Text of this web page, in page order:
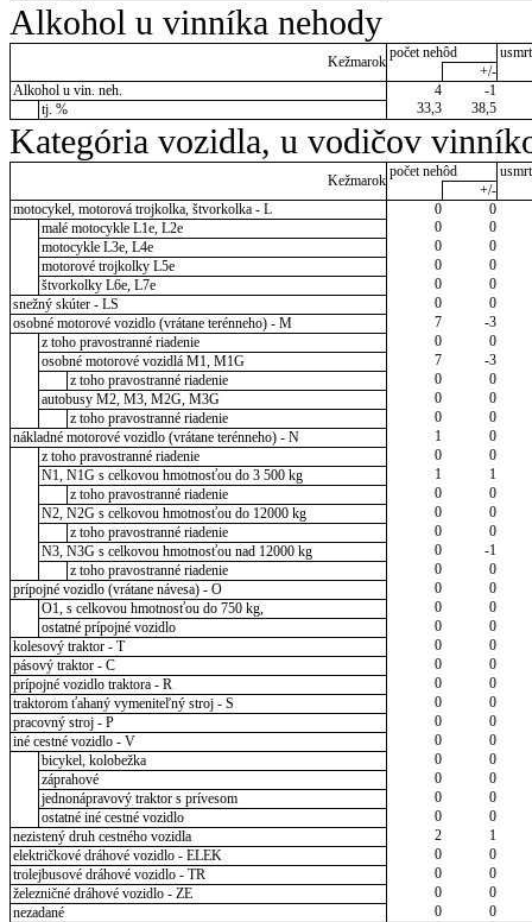
Alkohol u vinníka nehody
Kežmarok
počet nehôd
+/-
Alkohol u vin. neh.
4
-1
tj. %
33,3 38,5
Kategória vozidla, u vodičov
Kežmarok
počet nehôd
+/-
motocykel, motorová trojkolka, štvorkolka - L
0
0
malé motocykle L1e, L2e
0
0
motocykle L3e, L4e
0
0
motorové trojkolky L5e
0
0
štvorkolky L6e, L7e
0
0
snežný skúter - LS
0
0
osobné motorové vozidlo (vrátane terénneho) - M
7
-3
z toho pravostranné riadenie
0
0
osobné motorové vozidlá M1, M1G
7
-3
z toho pravostranné riadenie
0
0
autobusy M2, M3, M2G, M3G
0
0
z toho pravostranné riadenie
0
0
nákladné motorové vozidlo (vrátane terénneho) - N
1
0
z toho pravostranné riadenie
0
0
N1, N1G s celkovou hmotnosťou do 3 500 kg
1
1
z toho pravostranné riadenie
0
0
N2, N2G s celkovou hmotnosťou do 12000 kg
0
0
z toho pravostranné riadenie
0
0
N3, N3G s celkovou hmotnosťou nad 12000 kg
0
-1
z toho pravostranné riadenie
0
0
prípojné vozidlo (vrátane návesa) - O
0
0
O1, s celkovou hmotnosťou do 750 kg,
0
0
ostatné prípojné vozidlo
0
0
kolesový traktor - T
0
0
pásový traktor - C
0
0
prípojné vozidlo traktora - R
0
0
traktorom ťahaný vymeniteľný stroj - S
0
0
pracovný stroj - P
0
0
iné cestné vozidlo - V
0
0
bicykel, kolobežka
0
0
záprahové
0
0
jednonápravový traktor s prívesom
0
0
ostatné iné cestné vozidlo
0
0
nezistený druh cestného vozidla
2
1
električkové dráhové vozidlo - ELEK
0
0
trolejbusové dráhové vozidlo - TR
0
0
železničné dráhové vozidlo - ZE
0
0
nezadané
0 0